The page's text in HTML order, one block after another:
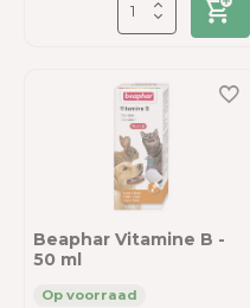
Beaphar Vitamine B -
50 ml